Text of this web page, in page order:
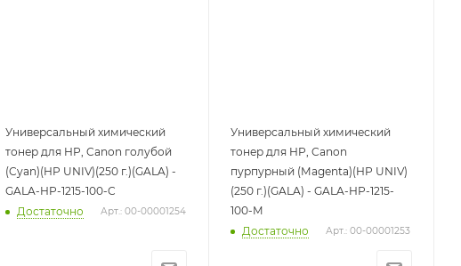
Универсальный химический
тонер для HP, Canon голубой
(Cyan)(HP UNIV)(250 г.)(GALA) -
GALA-HP-1215-100-C
Достаточно
Арт.: 00-00001254
Универсальный химический
тонер для HP, Canon
пурпурный (Magenta)(HP UNIV)
(250 г.)(GALA) - GALA-HP-1215-
100-M
Достаточно
Арт.: 00-00001253